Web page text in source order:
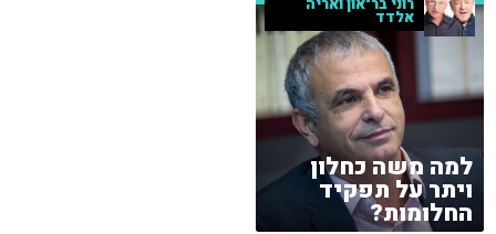
אלדד
למה משה כחלון
ויתר על תפקיד
החלומות?